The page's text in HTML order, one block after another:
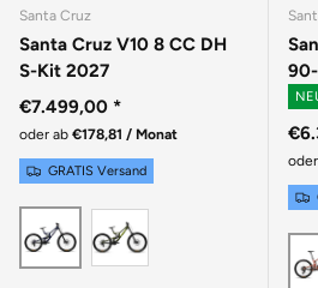
Santa Cruz
Santa Cruz V10 8 CC DH
S-Kit 2027
€7.499,00 *
oder ab €178,81 / Monat
GRATIS Versand
GLOSS LIQUID BLUE